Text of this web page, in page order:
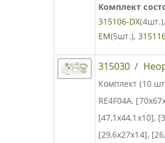
Комплект
315106-DX
EM(5шт.),
315030 /
Комплект (10
RE4F04A,
[47,1x44,1x10],
[29,6x27x14],